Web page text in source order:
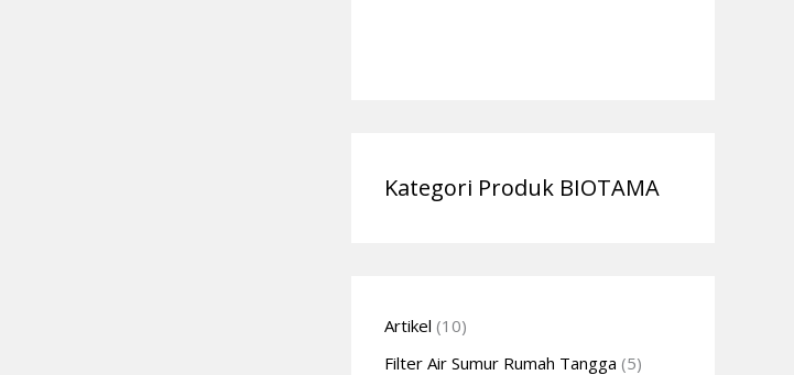
Kategori Produk BIOTAMA
Artikel (10)
Filter Air Sumur Rumah Tangga (5)